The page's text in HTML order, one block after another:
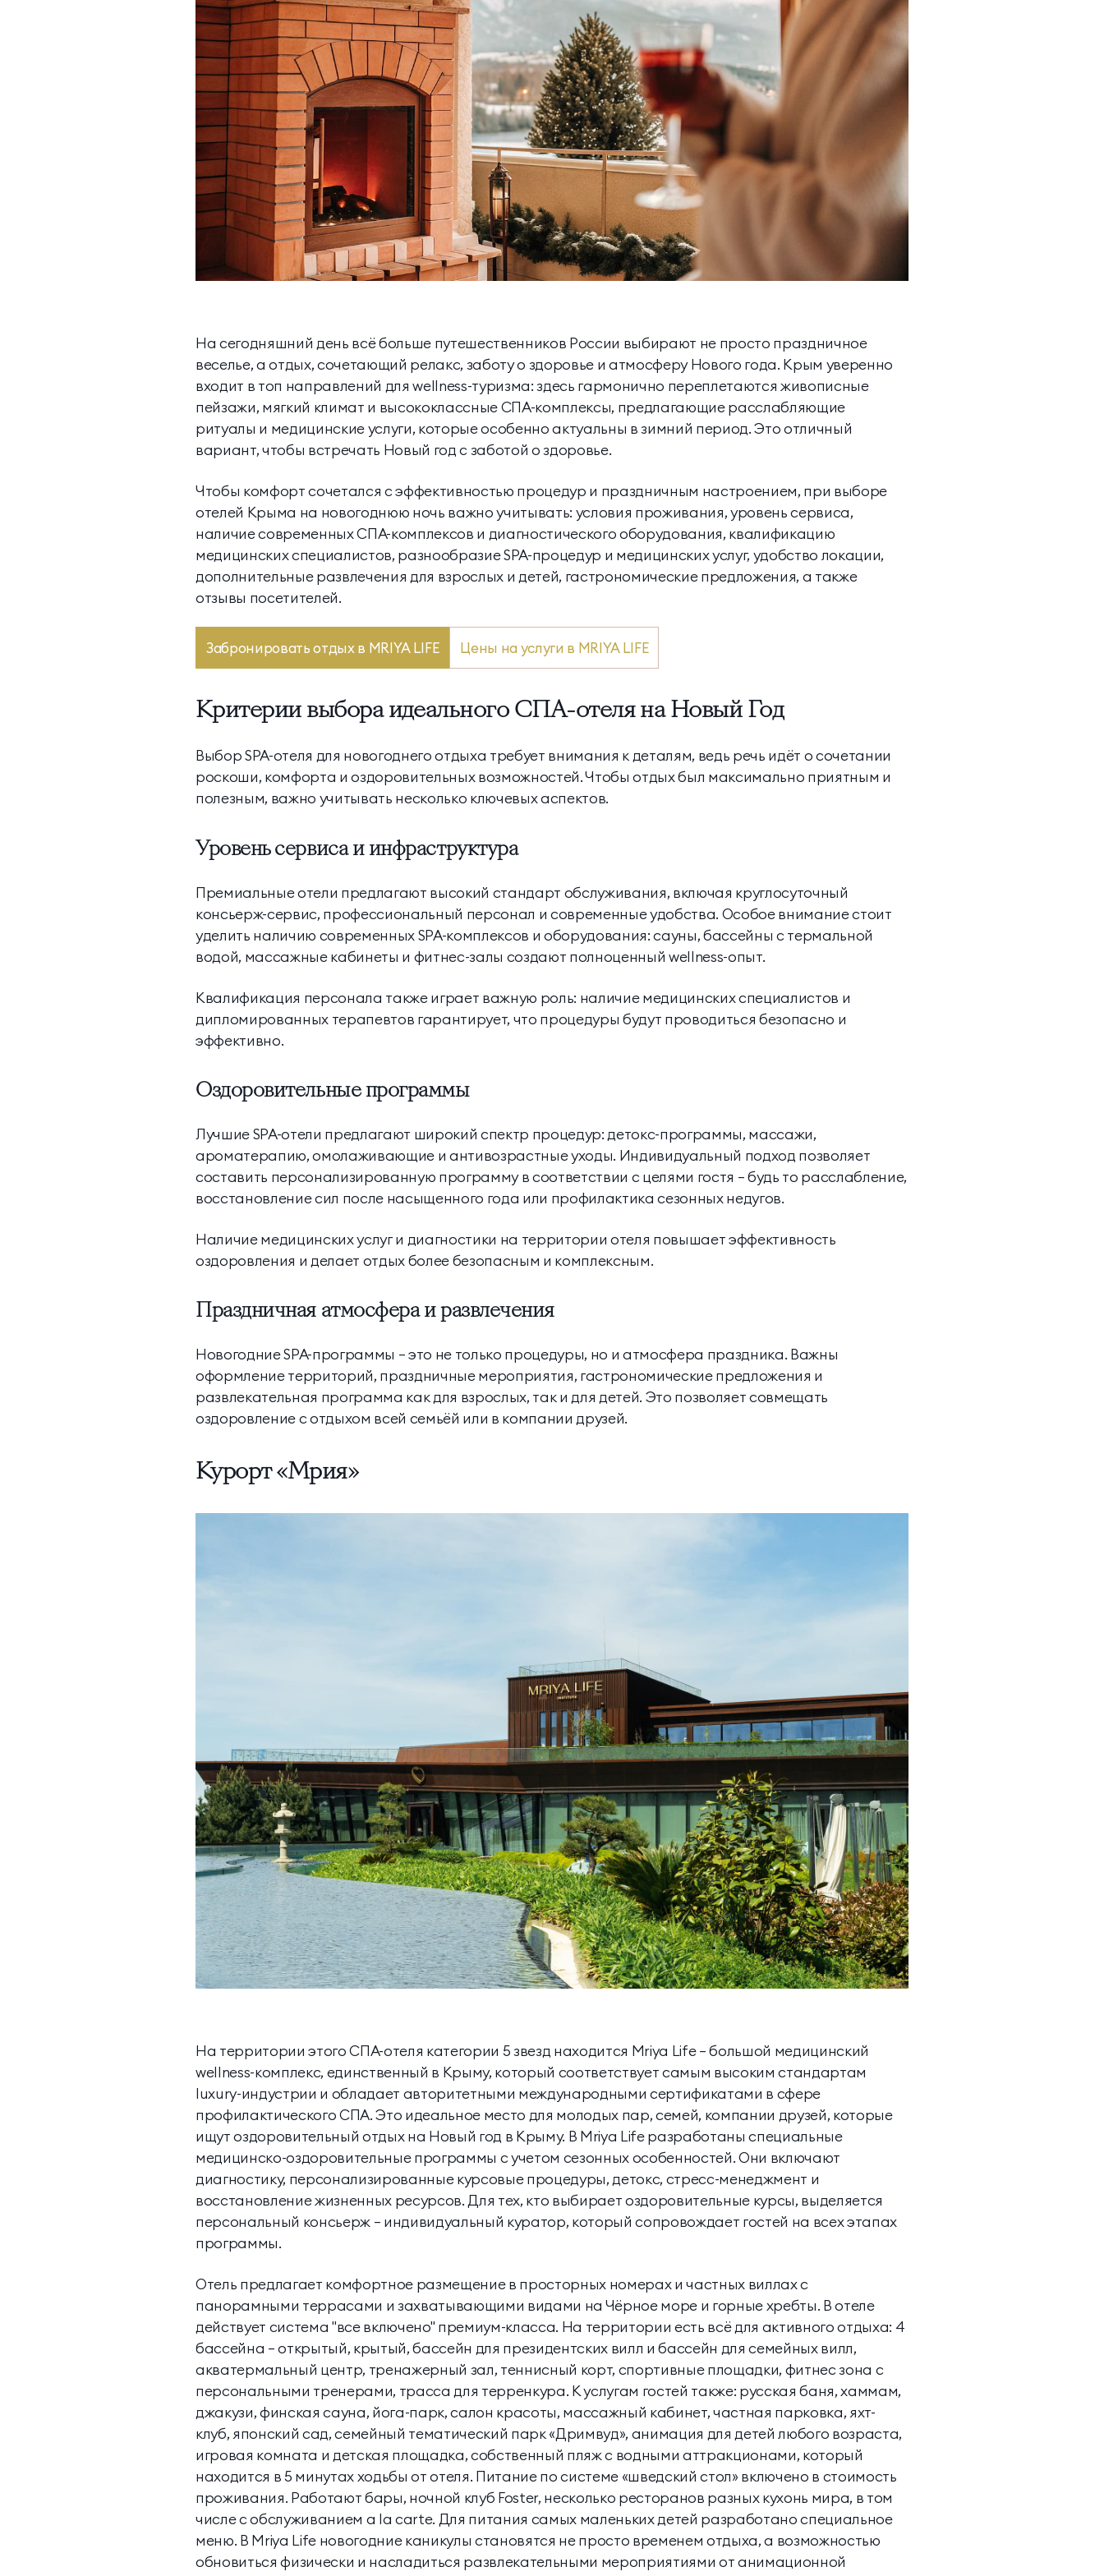
На сегодняшний день всё больше путешественников России выбирают не просто праздничное
веселье, а отдых, сочетающий релакс, заботу о здоровье и атмосферу Нового года. Крым уверенно
входит в топ направлений для wellness-туризма: здесь гармонично переплетаются живописные
пейзажи, мягкий климат и высококлассные СПА-комплексы, предлагающие расслабляющие
ритуалы и медицинские услуги, которые особенно актуальны в зимний период. Это отличный
вариант, чтобы встречать Новый год с заботой о здоровье.
Чтобы комфорт сочетался с эффективностью процедур и праздничным настроением, при выборе
отелей Крыма на новогоднюю ночь важно учитывать: условия проживания, уровень сервиса,
наличие современных СПА-комплексов и диагностического оборудования, квалификацию
медицинских специалистов, разнообразие SPA-процедур и медицинских услуг, удобство локации,
дополнительные развлечения для взрослых и детей, гастрономические предложения, а также
отзывы посетителей.
Забронировать отдых в MRIYA LIFE Цены на услуги в MRIYA LIFE
Критерии выбора идеального СПА-отеля на Новый Год
Выбор SPA-отеля для новогоднего отдыха требует внимания к деталям, ведь речь идёт о сочетании
роскоши, комфорта и оздоровительных возможностей. Чтобы отдых был максимально приятным и
полезным, важно учитывать несколько ключевых аспектов.
Уровень сервиса и инфраструктура
Премиальные отели предлагают высокий стандарт обслуживания, включая круглосуточный
консьерж-сервис, профессиональный персонал и современные удобства. Особое внимание стоит
уделить наличию современных SPA-комплексов и оборудования: сауны, бассейны с термальной
водой, массажные кабинеты и фитнес-залы создают полноценный wellness-опыт.
Квалификация персонала также играет важную роль: наличие медицинских специалистов и
дипломированных терапевтов гарантирует, что процедуры будут проводиться безопасно и
эффективно.
Оздоровительные программы
Лучшие SPA-отели предлагают широкий спектр процедур: детокс-программы, массажи,
ароматерапию, омолаживающие и антивозрастные уходы. Индивидуальный подход позволяет
составить персонализированную программу в соответствии с целями гостя — будь то расслабление,
восстановление сил после насыщенного года или профилактика сезонных недугов.
Наличие медицинских услуг и диагностики на территории отеля повышает эффективность
оздоровления и делает отдых более безопасным и комплексным.
Праздничная атмосфера и развлечения
Новогодние SPA-программы — это не только процедуры, но и атмосфера праздника. Важны
оформление территорий, праздничные мероприятия, гастрономические предложения и
развлекательная программа как для взрослых, так и для детей. Это позволяет совмещать
оздоровление с отдыхом всей семьёй или в компании друзей.
Курорт «Мрия»
На территории этого СПА-отеля категории 5 звезд находится Mriya Life — большой медицинский
wellness-комплекс, единственный в Крыму, который соответствует самым высоким стандартам
luxury-индустрии и обладает авторитетными международными сертификатами в сфере
профилактического СПА. Это идеальное место для молодых пар, семей, компании друзей, которые
ищут оздоровительный отдых на Новый год в Крыму. В Mriya Life разработаны специальные
медицинско-оздоровительные программы с учетом сезонных особенностей. Они включают
диагностику, персонализированные курсовые процедуры, детокс, стресс-менеджмент и
восстановление жизненных ресурсов. Для тех, кто выбирает оздоровительные курсы, выделяется
персональный консьерж — индивидуальный куратор, который сопровождает гостей на всех этапах
программы.
Отель предлагает комфортное размещение в просторных номерах и частных виллах с
панорамными террасами и захватывающими видами на Чёрное море и горные хребты. В отеле
действует система "все включено" премиум-класса. На территории есть всё для активного отдыха: 4
бассейна — открытый, крытый, бассейн для президентских вилл и бассейн для семейных вилл,
акватермальный центр, тренажерный зал, теннисный корт, спортивные площадки, фитнес зона с
персональными тренерами, трасса для терренкура. К услугам гостей также: русская баня, хаммам,
джакузи, финская сауна, йога-парк, салон красоты, массажный кабинет, частная парковка, яхт-
клуб, японский сад, семейный тематический парк «Дримвуд», анимация для детей любого возраста,
игровая комната и детская площадка, собственный пляж с водными аттракционами, который
находится в 5 минутах ходьбы от отеля. Питание по системе «шведский стол» включено в стоимость
проживания. Работают бары, ночной клуб Foster, несколько ресторанов разных кухонь мира, в том
числе с обслуживанием a la carte. Для питания самых маленьких детей разработано специальное
меню. В Mriya Life новогодние каникулы становятся не просто временем отдыха, а возможностью
обновиться физически и насладиться развлекательными мероприятиями от анимационной
Подробнее
Классические
программы
Комплексная
диагностика
Инфузионные коктейли
Экспресс-программы
Апартаменты
Апартаменты «Имение
Сёгуна»
SPA-апартаменты
Виллы
Императорские виллы Президентские виллы Семейные виллы
Винные виллы
МЕССЕНДЖЕРЫ И СОЦ. СЕТИ